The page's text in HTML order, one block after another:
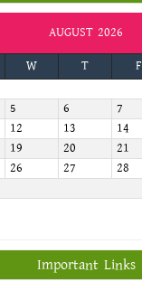
AUGUST 2026
W T F
5 6 7
12 13 14
19 20 21
26 27 28
Important Links